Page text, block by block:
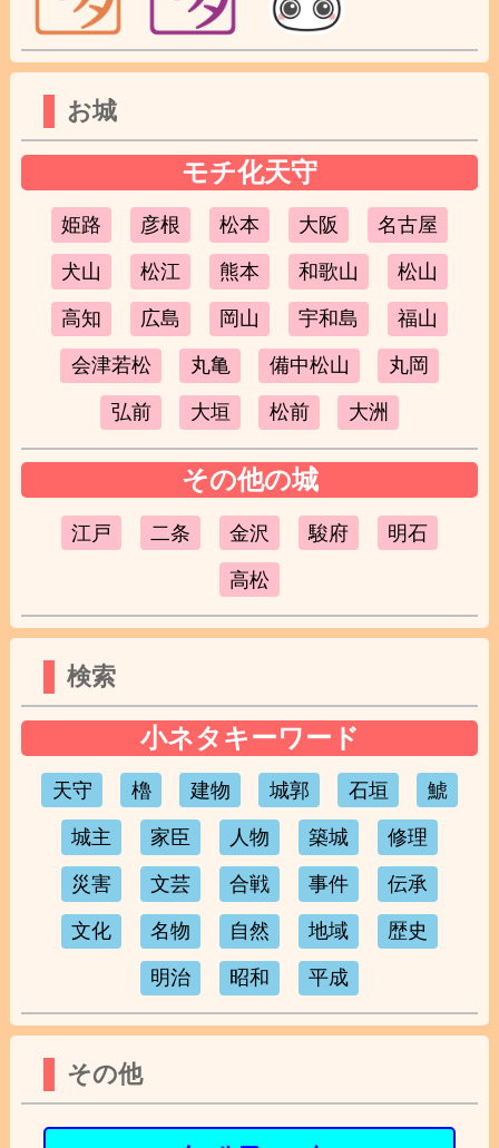
お城
モチ化天守
姫路 彦根 松本 大阪 名古屋
犬山 松江 熊本 和歌山 松山
高知 広島 岡山 宇和島 福山
会津若松 丸亀 備中松山 丸岡
弘前 大垣 松前 大洲
その他の城
江戸 二条 金沢 駿府 明石
高松
検索
小ネタキーワード
天守 櫓 建物 城郭 石垣 鯱
城主 家臣 人物 築城 修理
災害 文芸 合戦 事件 伝承
文化 名物 自然 地域 歴史
明治 昭和 平成
その他